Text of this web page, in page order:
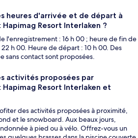
heures d'arrivée et de départ à
Resort Interlaken ?
l'enregistrement : 16 h 00 ; heure de fin de
h 00. Heure de départ : 10 h 00. Des
sans contact sont proposées.
activités proposées par
Resort Interlaken et
des activités proposées à proximité,
et le snowboard. Aux beaux jours,
à pied ou à vélo. Offrez-vous un